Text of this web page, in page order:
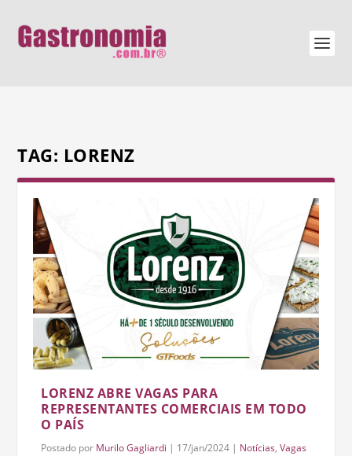
TAG: LORENZ
LORENZ ABRE VAGAS PARA
REPRESENTANTES COMERCIAIS EM TODO
O PAÍS
Postado por Murilo Gagliardi | 17/jan/2024 | Notícias,Vagas